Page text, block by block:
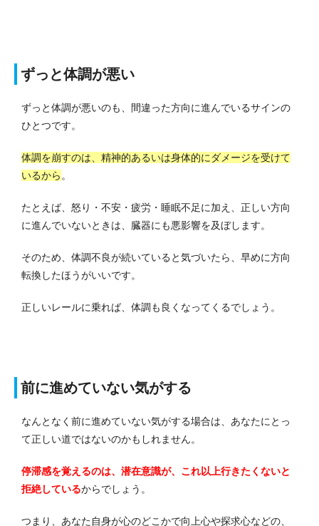
ずっと体調が悪い
ずっと体調が悪いのも、間違った方向に進んでいるサインの
ひとつです。
体調を崩すのは、精神的あるいは身体的にダメージを受けて
いるから 。
たとえば、怒り・不安・疲労・睡眠不足に加え、正しい方向
に進んでいないときは、臓器にも悪影響を及ぼします。
そのため、体調不良が続いていると気づいたら、早めに方向
転換したほうがいいです。
正しいレールに乗れば、体調も良くなってくるでしょう。
前に進めていない気がする
なんとなく前に進めていない気がする場合は、あなたにとっ
て正しい道ではないのかもしれません。
停滞感を覚えるのは、潜在意識が、これ以上行きたくないと
拒絶しているからでしょう。
つまり、あなた自身が心のどこかで向上心や探求心などの、